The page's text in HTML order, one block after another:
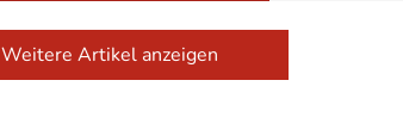
Weitere Artikel anzeigen